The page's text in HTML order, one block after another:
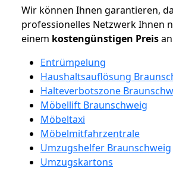
Wir können Ihnen garantieren,
professionelles Netzwerk Ihnen
einem kostengünstigen Preis
Entrümpelung
Haushaltsauflösung
Halteverbotszone
Möbellift Braunschweig
Möbeltaxi
Möbelmitfahrzentrale
Umzugshelfer Braunschweig
Umzugskartons